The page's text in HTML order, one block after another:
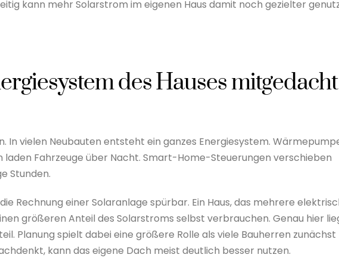
kann mehr Solarstrom im eigenen Haus damit noch gezielter
des Hauses mitgedacht
In vielen Neubauten entsteht ein ganzes Energiesystem.
Fahrzeuge über Nacht. Smart-Home-Steuerungen verschieben
Stunden.
Rechnung einer Solaranlage spürbar. Ein Haus, das mehrere
größeren Anteil des Solarstroms selbst verbrauchen. Genau hier
Planung spielt dabei eine größere Rolle als viele Bauherren zunächst
kann das eigene Dach meist deutlich besser nutzen.